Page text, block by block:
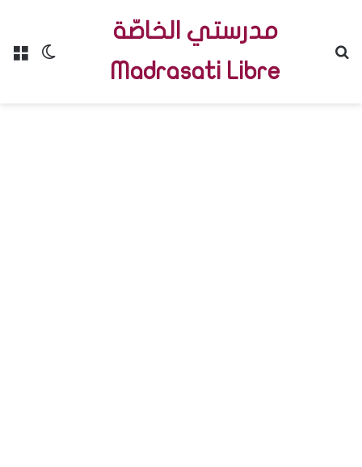
Menu
مدرستي الخاصّة
Madrasati Libre